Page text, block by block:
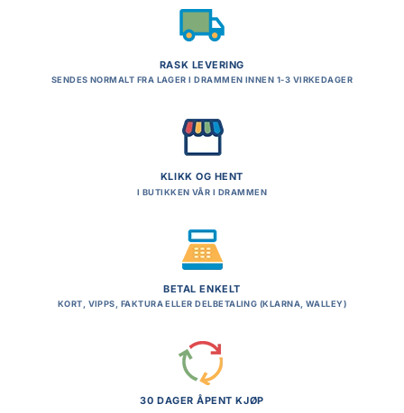
RASK LEVERING
SENDES NORMALT FRA LAGER I DRAMMEN INNEN 1-3 VIRKEDAGER
KLIKK OG HENT
I BUTIKKEN VÅR I DRAMMEN
BETAL ENKELT
KORT, VIPPS, FAKTURA ELLER DELBETALING (KLARNA, WALLEY)
30 DAGER ÅPENT KJØP